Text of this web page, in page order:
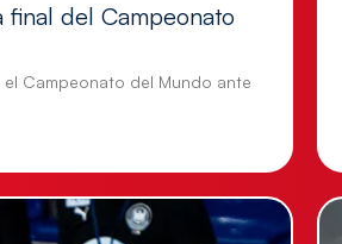
del Campeonato
Campeonato del Mundo ante